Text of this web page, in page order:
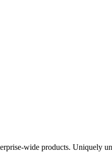
wide products. Uniquely